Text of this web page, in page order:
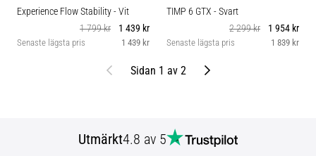
Experience Flow Stability- Vit
1 799 kr
1 439 kr
Senaste lägsta pris 1 439 kr
TIMP 6 GTX - Svart
2 299 kr
1 954 kr
Senaste lägsta pris 1 839 kr
Föregående
Sidan 1 av 2 Nästa
Utmärkt4.8 av 5